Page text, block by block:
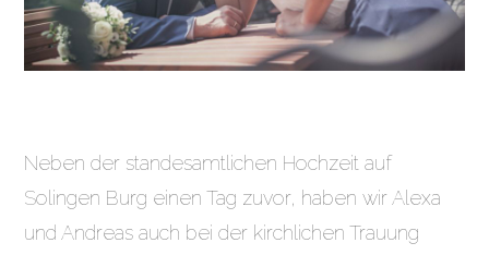
Neben der standesamtlichen Hochzeit auf
Solingen Burg einen Tag zuvor, haben wir Alexa
und Andreas auch bei der kirchlichen Trauung